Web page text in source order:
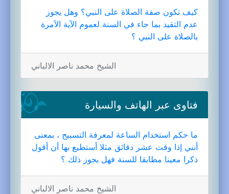
كيف تكون صفة الصلاة على النبي؟ وهل يجوز
عدم التقيد بما جاء في السنة لعموم الآية الآمرة
بالصلاة على النبي ؟
الشيخ محمد ناصر الالباني
فتاوى عبر الهاتف والسيارة
ما حكم استخدام الساعة لمعرفة التسبيح ، بمعنى
أنني إذا وقت عشر دقائق مثلا أستطيع بها أن أقول
ذكرا معينا مطابقا للسنة فهل يجوز ذلك ؟
الشيخ محمد ناصر الالباني